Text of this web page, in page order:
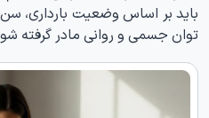
باید بر اساس وضعیت بارداری،
توان جسمی و روانی مادر گرفته